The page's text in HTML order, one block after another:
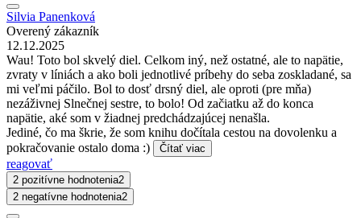
Silvia Panenková
Overený zákazník
12.12.2025
Wau! Toto bol skvelý diel. Celkom iný, než ostatné, ale to napätie,
zvraty v líniách a ako boli jednotlivé príbehy do seba zoskladané, sa
mi veľmi páčilo. Bol to dosť drsný diel, ale oproti (pre mňa)
nezáživnej Slnečnej sestre, to bolo! Od začiatku až do konca
napätie, aké som v žiadnej predchádzajúcej nenašla.
Jediné, čo ma škrie, že som knihu dočítala cestou na dovolenku a
pokračovanie ostalo doma :)
Čítať viac
reagovať
2 pozitívne hodnotenia2
2 negatívne hodnotenia2